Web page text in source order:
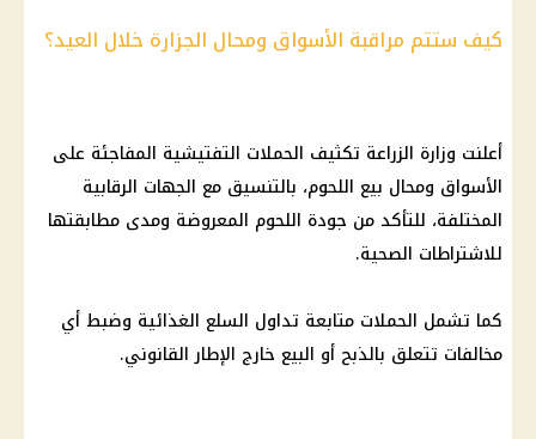
كيف ستتم مراقبة الأسواق ومحال الجزارة خلال العيد؟
أعلنت وزارة الزراعة تكثيف الحملات التفتيشية المفاجئة على
الأسواق ومحال بيع اللحوم، بالتنسيق مع الجهات الرقابية
المختلفة، للتأكد من جودة اللحوم المعروضة ومدى مطابقتها
للاشتراطات الصحية.
كما تشمل الحملات متابعة تداول السلع الغذائية وضبط أي
مخالفات تتعلق بالذبح أو البيع خارج الإطار القانوني.